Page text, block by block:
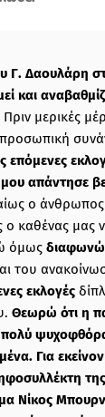
Γ. Δαουλάρη
και
Πριν μερικές
επόμενες
απάντησε
ο άνθρωπος
καθένας μας
όμως διαφωνώ
του
εκλογές
Θεωρώ ότι η
πολύ
Για εκείνον
Νίκος